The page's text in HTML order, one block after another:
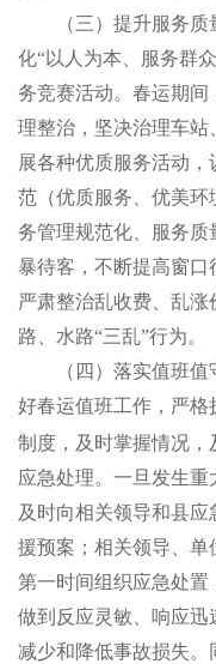
（三）提升服务
化“以人为本、服务群
务竞赛活动。春运期
理整治，坚决治理车站
展各种优质服务活动，
范（优质服务、优美环
务管理规范化、服务质
暴待客，不断提高窗
严肃整治乱收费、乱
路、水路“三乱”行为。
（四）落实值班
好春运值班工作，严格
制度，及时掌握情况
应急处理。一旦发生
及时向相关领导和县
援预案；相关领导、单
第一时间组织应急处置
做到反应灵敏、响应
减少和降低事故损失